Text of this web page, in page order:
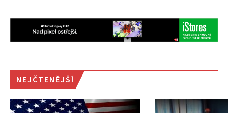
NEJČTENĚJŠÍ